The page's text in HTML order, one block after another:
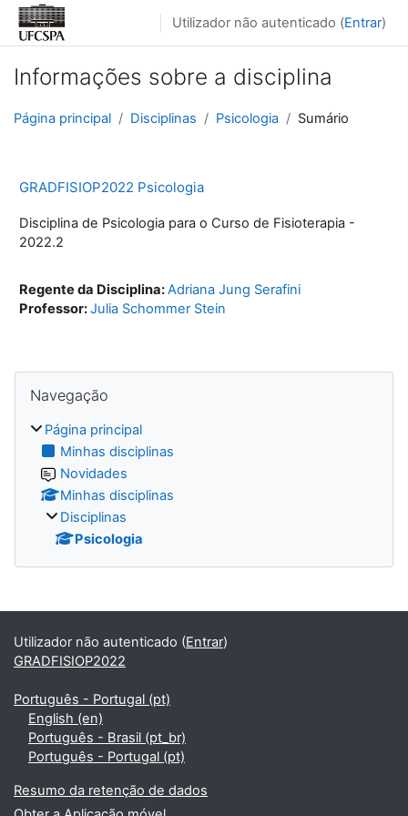
Ir para o conteúdo principal
Utilizador não autenticado (Entrar)
Informações sobre a disciplina
Página principal Disciplinas Psicologia Sumário
GRADFISIOP2022 Psicologia
Disciplina de Psicologia para o Curso de Fisioterapia -
2022.2
Regente da Disciplina:Adriana Jung Serafini
Professor:Julia Schommer Stein
Blocos
Navegação
Página principal
Minhas disciplinas
Novidades
Minhas disciplinas
Disciplinas
Psicologia
Blocos
Utilizador não autenticado (Entrar)
GRADFISIOP2022
Português - Portugal ‎(pt)‎
English ‎(en)‎
Português - Brasil ‎(pt_br)‎
Português - Portugal ‎(pt)‎
Resumo da retenção de dados